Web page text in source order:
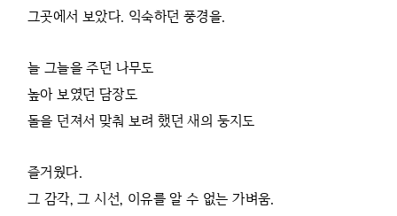
그곳에서 보았다. 익숙하던 풍경을.
늘 그늘을 주던 나무도
높아 보였던 담장도
돌을 던져서 맞춰 보려 했던 새의 둥지도
즐거웠다.
그 감각, 그 시선, 이유를 알 수 없는 가벼움.